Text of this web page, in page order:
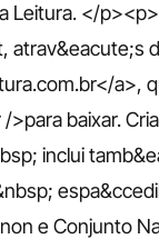
Leitura. </
atrav&eacute;s
a>,
baixar.
inclui
e Conjunto